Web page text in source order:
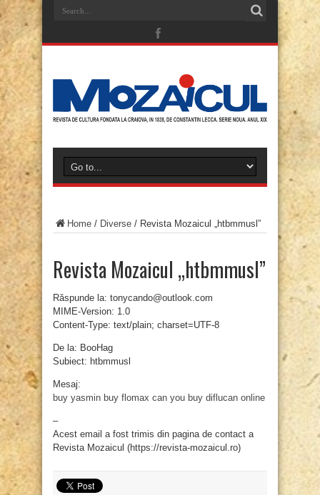
Home / Diverse / Revista Mozaicul „htbmmusl”
Revista Mozaicul „htbmmusl”
Răspunde la: tonycando@outlook.com
MIME-Version: 1.0
Content-Type: text/plain; charset=UTF-8
De la: BooHag
Subiect: htbmmusl
Mesaj:
buy yasmin buy flomax can you buy diflucan online
–
Acest email a fost trimis din pagina de contact a
Revista Mozaicul (https://revista-mozaicul.ro)